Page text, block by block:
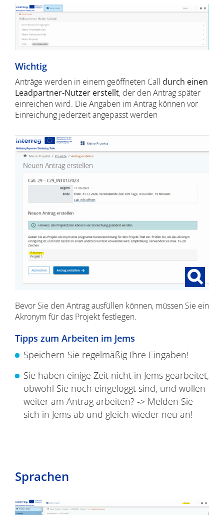
Wichtig
Anträge werden in einem geöffneten Call durch einen
Leadpartner-Nutzer erstellt, der den Antrag später
einreichen wird. Die Angaben im Antrag können vor
Einreichung jederzeit angepasst werden
Bevor Sie den Antrag ausfüllen können, müssen Sie ein
Akronym für das Projekt festlegen.
Tipps zum Arbeiten im Jems
Speichern Sie regelmäßig Ihre Eingaben!
Sie haben einige Zeit nicht in Jems gearbeitet,
obwohl Sie noch eingeloggt sind, und wollen
weiter am Antrag arbeiten? -> Melden Sie
sich in Jems ab und gleich wieder neu an!
Sprachen